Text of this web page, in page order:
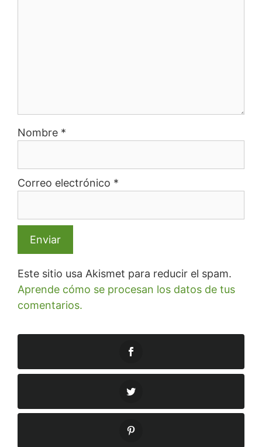
Nombre *
Correo electrónico *
Este sitio usa Akismet para reducir el spam.
Aprende cómo se procesan los datos de tus
comentarios.